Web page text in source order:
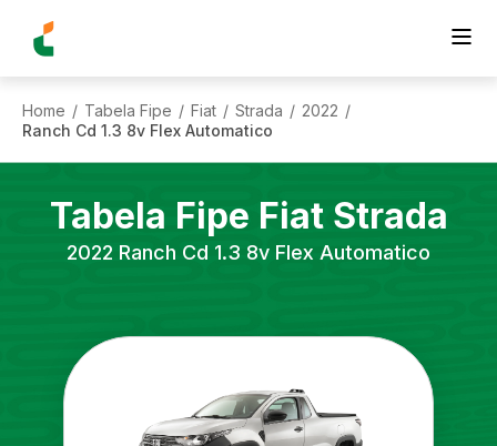
Home / Tabela Fipe / Fiat / Strada / 2022 /
Ranch Cd 1.3 8v Flex Automatico
Tabela Fipe Fiat Strada
2022 Ranch Cd 1.3 8v Flex Automatico